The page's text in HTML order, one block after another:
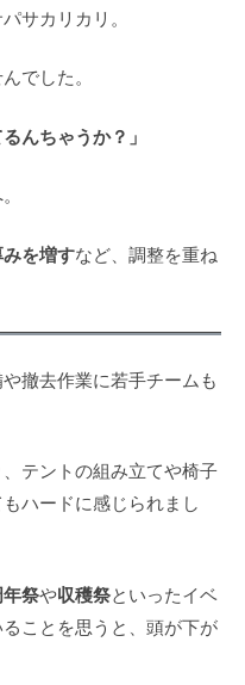
サカリカリ。
でした。
んちゃうか？」
を増すなど、調整を重ね
撤去作業に若手チームも
テントの組み立てや椅子
ハードに感じられまし
祭や収穫祭といったイベ
ことを思うと、頭が下が